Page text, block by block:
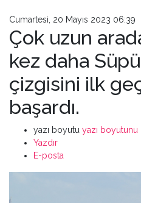
Cumartesi, 20 Mayıs 2023 06:39
Çok uzun
kez daha
çizgisini ilk
başardı.
yazı boyutu yazı boyutunu
Yazdır
E-posta